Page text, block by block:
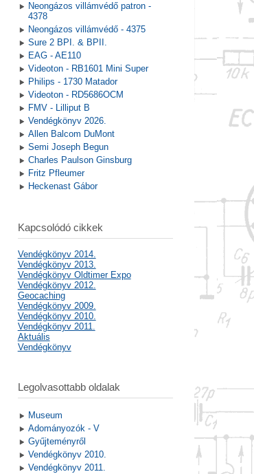
Neongázos villámvédő patron -
4378
Neongázos villámvédő - 4375
Sure 2 BPI. & BPII.
EAG - AE110
Videoton - RB1601 Mini Super
Philips - 1730 Matador
Videoton - RD5686OCM
FMV - Lilliput B
Vendégkönyv 2026.
Allen Balcom DuMont
Semi Joseph Begun
Charles Paulson Ginsburg
Fritz Pfleumer
Heckenast Gábor
Kapcsolódó cikkek
Vendégkönyv 2014.
Vendégkönyv 2013.
Vendégkönyv Oldtimer Expo
Vendégkönyv 2012.
Geocaching
Vendégkönyv 2009.
Vendégkönyv 2010.
Vendégkönyv 2011.
Aktuális
Vendégkönyv
Legolvasottabb oldalak
Museum
Adományozók - V
Gyűjteményről
Vendégkönyv 2010.
Vendégkönyv 2011.